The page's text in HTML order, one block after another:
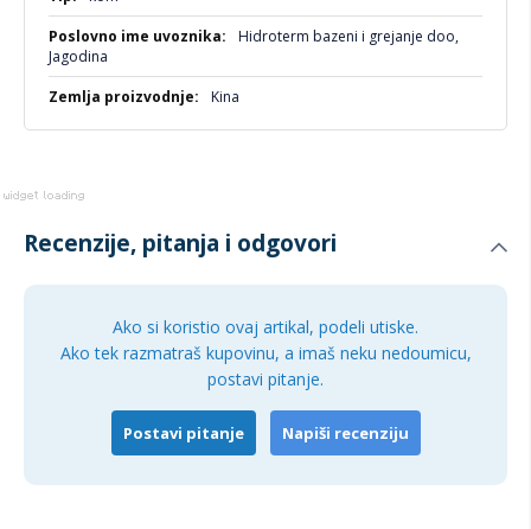
Hidroterm bazeni i grejanje doo,
Jagodina
Kina
Recenzije, pitanja i odgovori
Ako si koristio ovaj artikal, podeli utiske.
Ako tek razmatraš kupovinu, a imaš neku nedoumicu,
postavi pitanje.
Postavi pitanje Napiši recenziju